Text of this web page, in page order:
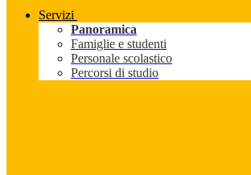
Servizi
Panoramica
Famiglie e studenti
Personale scolastico
Percorsi di studio